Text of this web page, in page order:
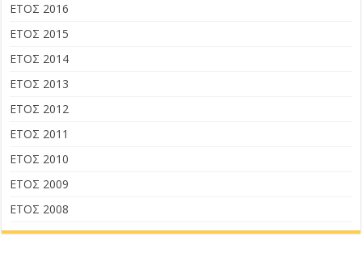
ΕΤΟΣ 2016
ΕΤΟΣ 2015
ΕΤΟΣ 2014
ΕΤΟΣ 2013
ΕΤΟΣ 2012
ΕΤΟΣ 2011
ΕΤΟΣ 2010
ΕΤΟΣ 2009
ΕΤΟΣ 2008